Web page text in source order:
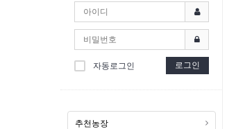
자동로그인 로그인
추천농장